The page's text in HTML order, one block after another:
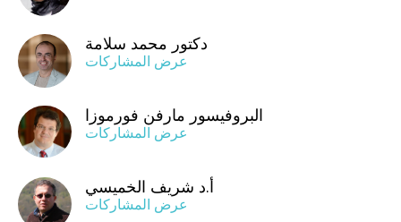
دكتور محمد سلامة
عرض المشاركات
البروفيسور مارفن فورموزا
عرض المشاركات
أ.د شريف الخميسي
عرض المشاركات